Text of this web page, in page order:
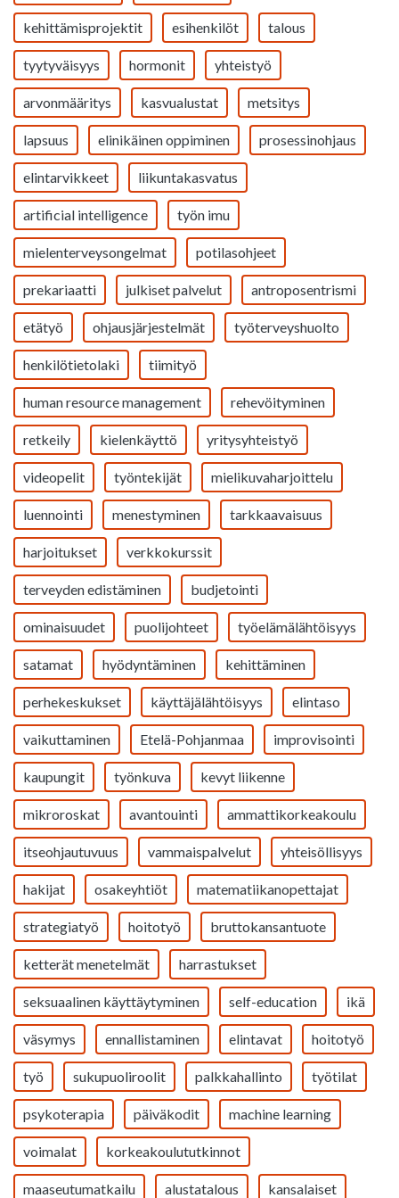
kehittämisprojektit esihenkilöt talous
tyytyväisyys hormonit yhteistyö
arvonmääritys kasvualustat metsitys
lapsuus elinikäinen oppiminen prosessinohjaus
elintarvikkeet liikuntakasvatus
artificial intelligence työn imu
mielenterveysongelmat potilasohjeet
prekariaatti julkiset palvelut antroposentrismi
etätyö ohjausjärjestelmät työterveyshuolto
henkilötietolaki tiimityö
human resource management rehevöityminen
retkeily kielenkäyttö yritysyhteistyö
videopelit työntekijät mielikuvaharjoittelu
luennointi menestyminen tarkkaavaisuus
harjoitukset verkkokurssit
terveyden edistäminen budjetointi
ominaisuudet puolijohteet työelämälähtöisyys
satamat hyödyntäminen kehittäminen
perhekeskukset käyttäjälähtöisyys elintaso
vaikuttaminen Etelä-Pohjanmaa improvisointi
kaupungit työnkuva kevyt liikenne
mikroroskat avantouinti ammattikorkeakoulu
itseohjautuvuus vammaispalvelut yhteisöllisyys
hakijat osakeyhtiöt matematiikanopettajat
strategiatyö hoitotyö bruttokansantuote
ketterät menetelmät harrastukset
seksuaalinen käyttäytyminen self-education ikä
väsymys ennallistaminen elintavat hoitotyö
työ sukupuoliroolit palkkahallinto työtilat
psykoterapia päiväkodit machine learning
voimalat korkeakoulututkinnot
maaseutumatkailu alustatalous kansalaiset